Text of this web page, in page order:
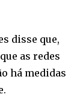
disse que,
as redes
há medidas